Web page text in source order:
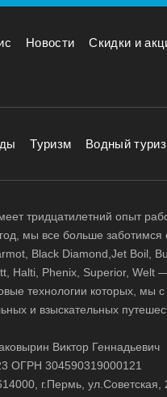
Новости Скидки и
Туризм Водный
тридцатилетний опыт
мы все больше
Black Diamond,Jet Boil,
Halti, Phenix, Superior, Welt
технологии которых, мы
и взыскательных
Виктор Геннадьевич
ОГРН 304590319000121
г.Пермь, ул.Советская,